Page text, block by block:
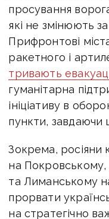
просування
які не змінюють
Прифронтові
ракетного і
тривають
гуманітарна
ініціативу в
пункти, завдаючи
Зокрема, росіяни
на
та Лиманському
прорвати
на стратегічно